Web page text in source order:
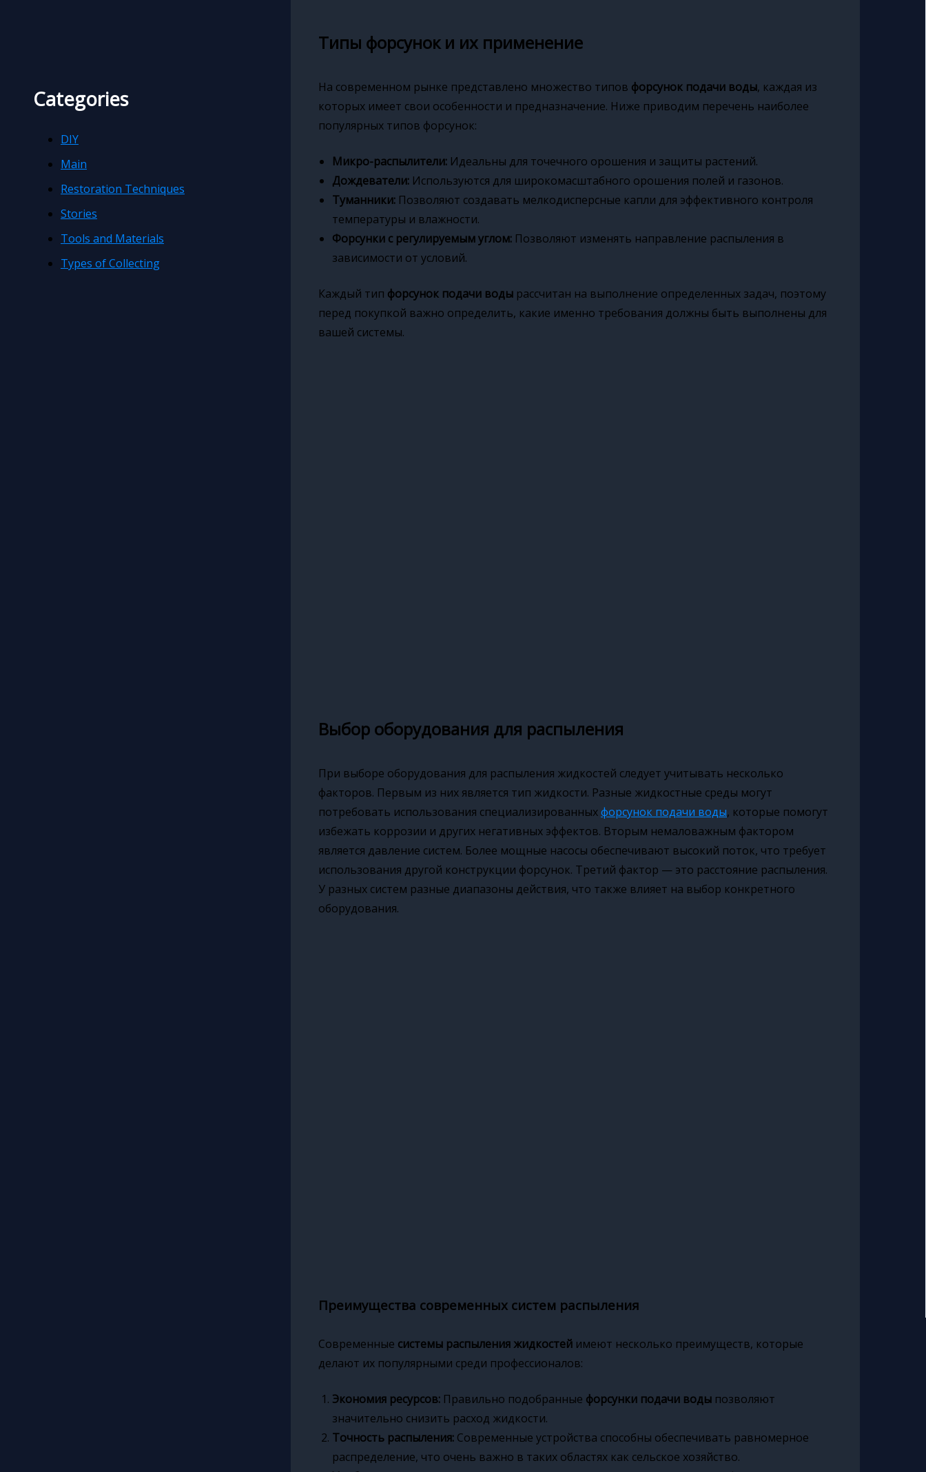
Categories
DIY
Main
Restoration Techniques
Stories
Tools and Materials
Types of Collecting
Типы форсунок и их применение
На современном рынке представлено множество типов форсунок подачи воды, каждая из
которых имеет свои особенности и предназначение. Ниже приводим перечень наиболее
популярных типов форсунок:
Микро-распылители: Идеальны для точечного орошения и защиты растений.
Дождеватели: Используются для широкомасштабного орошения полей и газонов.
Туманники: Позволяют создавать мелкодисперсные капли для эффективного контроля
температуры и влажности.
Форсунки с регулируемым углом: Позволяют изменять направление распыления в
зависимости от условий.
Каждый тип форсунок подачи воды рассчитан на выполнение определенных задач, поэтому
перед покупкой важно определить, какие именно требования должны быть выполнены для
вашей системы.
Выбор оборудования для распыления
При выборе оборудования для распыления жидкостей следует учитывать несколько
факторов. Первым из них является тип жидкости. Разные жидкостные среды могут
потребовать использования специализированныхфорсунок подачи воды, которые помогут
избежать коррозии и других негативных эффектов. Вторым немаловажным фактором
является давление систем. Более мощные насосы обеспечивают высокий поток, что требует
использования другой конструкции форсунок. Третий фактор — это расстояние распыления.
У разных систем разные диапазоны действия, что также влияет на выбор конкретного
оборудования.
Преимущества современных систем распыления
Современные системы распыления жидкостей имеют несколько преимуществ, которые
делают их популярными среди профессионалов:
Экономия ресурсов: Правильно подобранные форсунки подачи воды позволяют
значительно снизить расход жидкости.
Точность распыления: Современные устройства способны обеспечивать равномерное
распределение, что очень важно в таких областях как сельское хозяйство.